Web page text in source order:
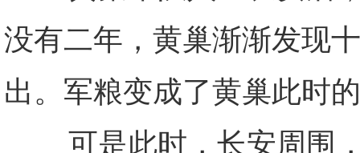
没有二年，黄巢渐渐发现
出。军粮变成了黄巢此时
可是此时，长安周围，